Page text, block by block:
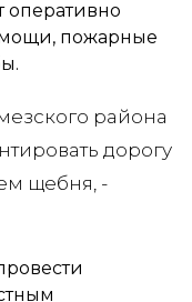
оперативно
пожарные
района
дорогу
щебня, -